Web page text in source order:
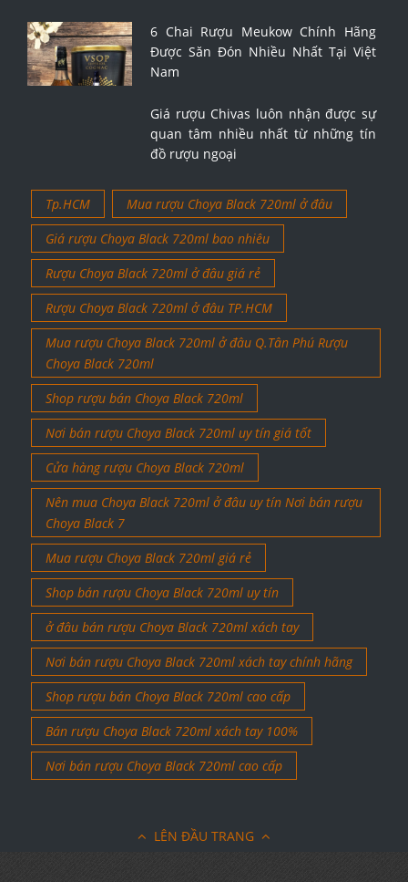
6 Chai Rượu Meukow Chính Hãng
Được Săn Đón Nhiều Nhất Tại Việt
Nam
Giá rượu Chivas luôn nhận được sự
quan tâm nhiều nhất từ những tín
đồ rượu ngoại
Tp.HCM
Mua rượu Choya Black 720ml ở đâu
Giá rượu Choya Black 720ml bao nhiêu
Rượu Choya Black 720ml ở đâu giá rẻ
Rượu Choya Black 720ml ở đâu TP.HCM
Mua rượu Choya Black 720ml ở đâu Q.Tân Phú Rượu
Choya Black 720ml
Shop rượu bán Choya Black 720ml
Nơi bán rượu Choya Black 720ml uy tín giá tốt
Cửa hàng rượu Choya Black 720ml
Nên mua Choya Black 720ml ở đâu uy tín Nơi bán rượu
Choya Black 7
Mua rượu Choya Black 720ml giá rẻ
Shop bán rượu Choya Black 720ml uy tín
ở đâu bán rượu Choya Black 720ml xách tay
Nơi bán rượu Choya Black 720ml xách tay chính hãng
Shop rượu bán Choya Black 720ml cao cấp
Bán rượu Choya Black 720ml xách tay 100%
Nơi bán rượu Choya Black 720ml cao cấp
LÊN ĐẦU TRANG